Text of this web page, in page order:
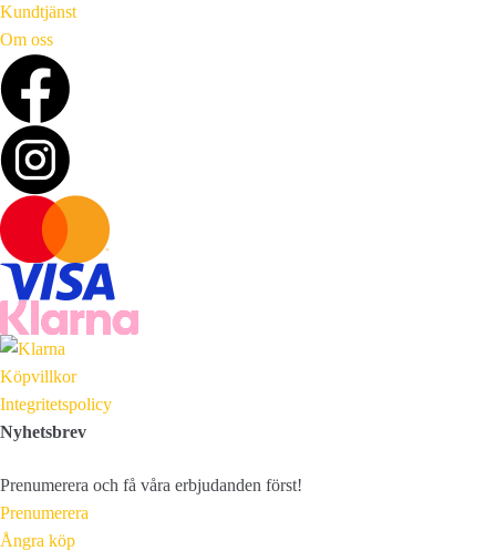
Kundtjänst
Om oss
Köpvillkor
Integritetspolicy
Nyhetsbrev
Prenumerera och få våra erbjudanden först!
Prenumerera
Ångra köp